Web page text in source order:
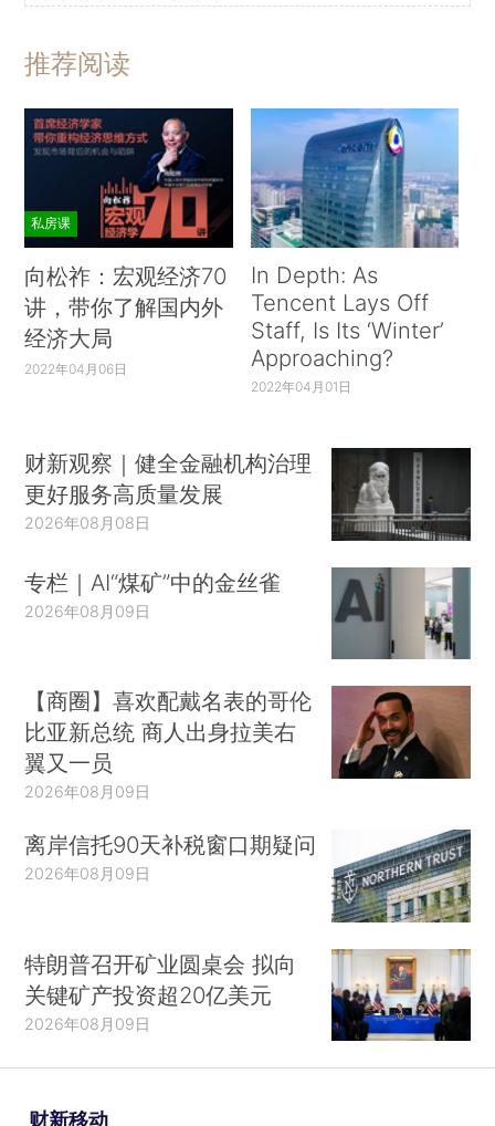
推荐阅读
私房课
向松祚：宏观经济70
讲，带你了解国内外
经济大局
2022年04月06日
In Depth: As
Tencent Lays Off
Staff, Is Its ‘Winter’
Approaching?
2022年04月01日
财新观察｜健全金融机构治理
更好服务高质量发展
2026年08月08日
专栏｜AI“煤矿”中的金丝雀
2026年08月09日
【商圈】喜欢配戴名表的哥伦
比亚新总统 商人出身拉美右
翼又一员
2026年08月09日
离岸信托90天补税窗口期疑问
2026年08月09日
特朗普召开矿业圆桌会 拟向
关键矿产投资超20亿美元
2026年08月09日
财新移动